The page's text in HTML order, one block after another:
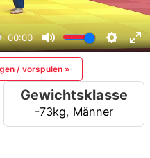
/ vorspulen »
Gewichtsklasse
-73kg, Männer